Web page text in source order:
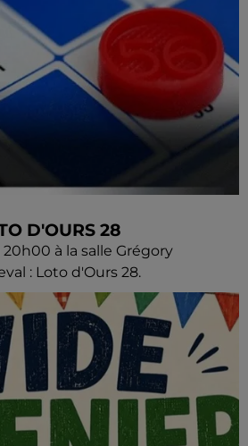
D'OURS 28
à la salle Grégory
: Loto d'Ours 28.